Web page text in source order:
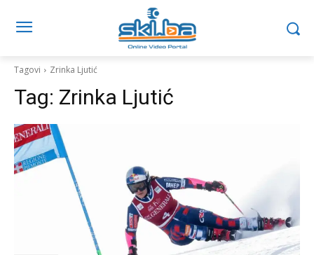
Tagovi Zrinka Ljutić
Tag: Zrinka Ljutić